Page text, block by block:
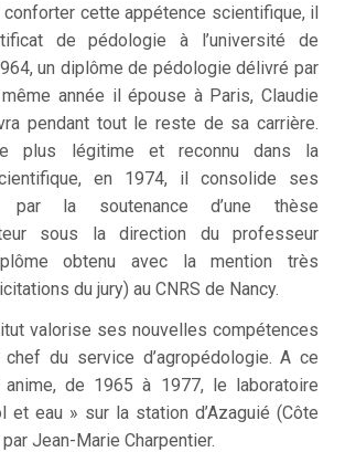
cette appétence scientifique, il
de pédologie à l’université de
un diplôme de pédologie délivré par
même année il épouse à Paris, Claudie
pendant tout le reste de sa carrière.
plus légitime et reconnu dans la
en 1974, il consolide ses
par la soutenance d’une thèse
sous la direction du professeur
obtenu avec la mention très
du jury) au CNRS de Nancy.
valorise ses nouvelles compétences
du service d’agropédologie. A ce
de 1965 à 1977, le laboratoire
et eau » sur la station d’Azaguié (Côte
Jean-Marie Charpentier.